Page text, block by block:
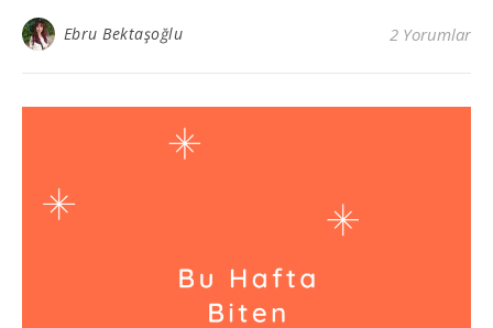
Ebru Bektaşoğlu 2 Yorumlar